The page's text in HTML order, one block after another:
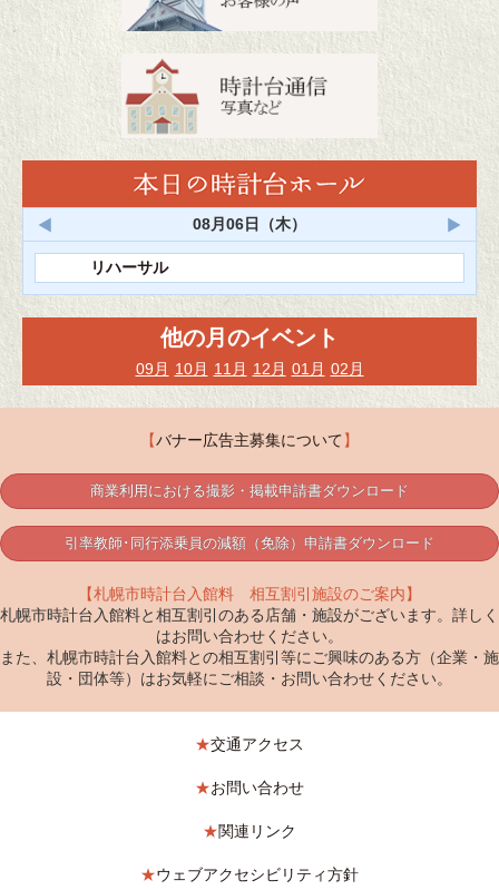
08月06日（木）
リハーサル
他の月のイベント
09月 10月 11月 12月 01月 02月
【バナー広告主募集について】
商業利用における撮影・掲載申請書ダウンロード
引率教師･同行添乗員の減額（免除）申請書ダウンロード
【札幌市時計台入館料 相互割引施設のご案内】
札幌市時計台入館料と相互割引のある店舗・施設がございます。詳しく
はお問い合わせください。
また、札幌市時計台入館料との相互割引等にご興味のある方（企業・施
設・団体等）はお気軽にご相談・お問い合わせください。
★交通アクセス
★お問い合わせ
★関連リンク
★ウェブアクセシビリティ方針